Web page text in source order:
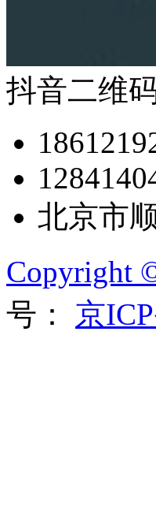
抖音二维
北京市
Copyright
号： 京